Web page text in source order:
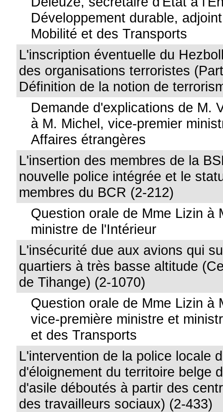
Développement durable,
Mobilité et des Transports
L'inscription éventuelle du
des organisations terroristes
Définition de la notion de
Demande d'explications de M.
à M. Michel, vice-premier
Affaires étrangères
L'insertion des membres de la
nouvelle police intégrée et le
membres du BCR (2-212)
Question orale de Mme Lizin à
ministre de l'Intérieur
L'insécurité due aux avions qui
quartiers à très basse altitude
de Tihange) (2-1070)
Question orale de Mme Lizin à
vice-première ministre et
et des Transports
L'intervention de la police locale
d'éloignement du territoire belge
d'asile déboutés à partir des
des travailleurs sociaux) (2-433)